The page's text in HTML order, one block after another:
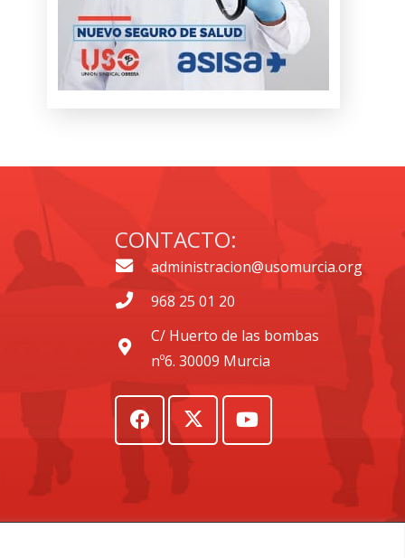
CONTACTO:
administracion@usomurcia.org
968 25 01 20
C/ Huerto de las bombas
nº6. 30009 Murcia